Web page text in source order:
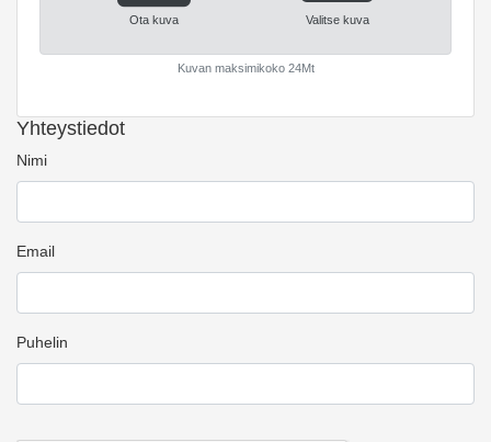
Ota kuva Valitse kuva
Kuvan maksimikoko 24Mt
Yhteystiedot
Nimi
Email
Puhelin